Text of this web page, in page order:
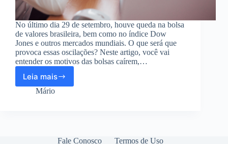
No último dia 29 de setembro, houve queda na bolsa
de valores brasileira, bem como no índice Dow
Jones e outros mercados mundiais. O que será que
provoca essas oscilações? Neste artigo, você vai
entender os motivos das bolsas caírem,…
Leia mais
Queda
na
evitar
Mário
Fale Conosco Termos de Uso